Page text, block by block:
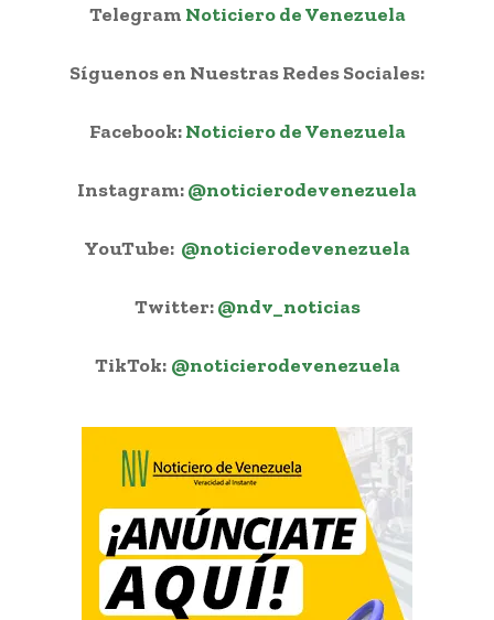
Telegram Noticiero de Venezuela
Síguenos en Nuestras Redes Sociales:
Facebook:Noticiero de Venezuela
Instagram:@noticierodevenezuela
YouTube: @noticierodevenezuela
Twitter:@ndv_noticias
TikTok: @noticierodevenezuela